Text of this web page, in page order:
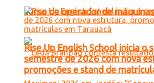
curso de operador de
Rise Up English School inicia o
semestre de 2026 com nova
promoções e stand de